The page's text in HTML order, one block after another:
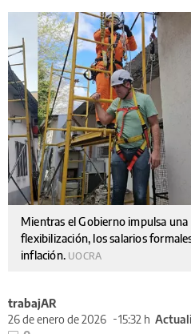
Mientras el Gobierno impulsa
flexibilización, los salarios
inflación. UOCRA
trabajAR
26 de enero de 2026
15:32 h